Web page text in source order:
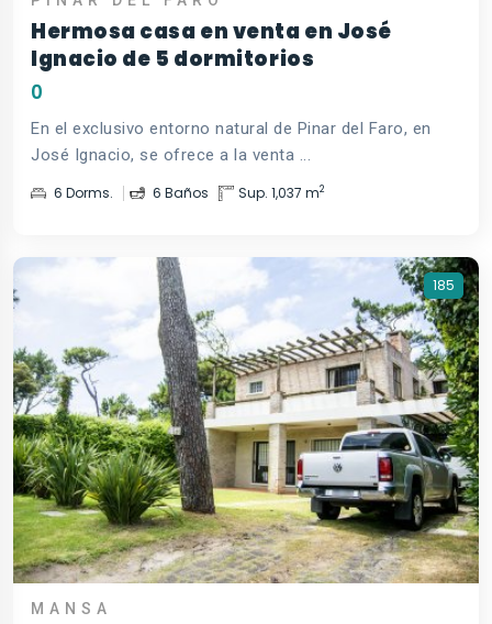
Hermosa casa en venta en José
Ignacio de 5 dormitorios
0
En el exclusivo entorno natural de Pinar del Faro, en
José Ignacio, se ofrece a la venta ...
6 Dorms. 6 Baños Sup. 1,037 m2
185
MANSA